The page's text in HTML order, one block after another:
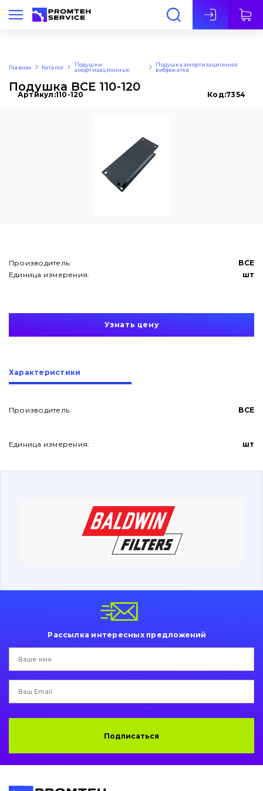
Рус
О нас
Контакты
Вакансии
Фильтры и смазочные материалы
Коронки, зубья, адаптера, пальцы, фиксаторы
Ножи, режущие кромки
Подушки амортизационные
Гидравлика
Главная Каталог
Подушки
амортизационные
Подушка амортизационная
виброкатка
Подушка BCE 110-120
Артикул:110-120 Код:7354
Производитель:
BCE
Единица измерения:
шт
Узнать цену
Характеристики
Производитель: BCE
Единица измерения: шт
Рассылка интересных предложений
Подписаться